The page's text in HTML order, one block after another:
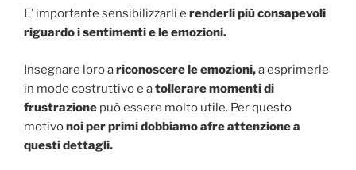
E’ importante sensibilizzarli e renderli più consapevoli
riguardo i sentimenti e le emozioni.
Insegnare loro ariconoscere le emozioni,a esprimerle
in modo costruttivo e atollerare momenti di
frustrazione può essere molto utile. Per questo
motivonoi per primi dobbiamo afre attenzione a
questi dettagli.